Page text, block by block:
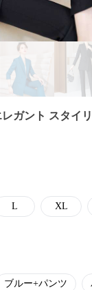
ガント スタイ
L XL
ブルー+パンツ